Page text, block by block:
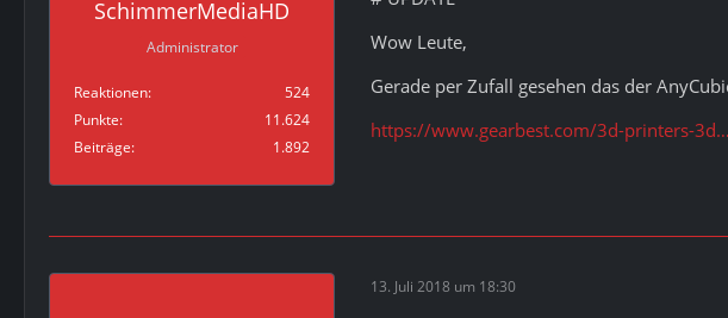
SchimmerMediaHD
Administrator
Reaktionen
524
Punkte
11.624
Beiträge
1.892
Wow Leute,
Gerade per Zufall gesehen das der
https://www.gearbest.com/3d-printers-
13. Juli 2018 um 18:30